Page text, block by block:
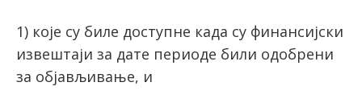
1) које су биле доступне када су финансијски
извештаји за дате периоде били одобрени
за објављивање, и